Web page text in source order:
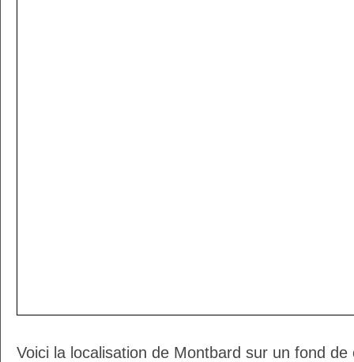
Voici la localisation de Montbard sur un fond